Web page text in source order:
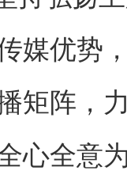
媒优势
矩阵，
心全意